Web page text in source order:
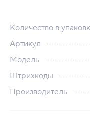
Количество в
Артикул
Модель
Штрихкоды
Производитель